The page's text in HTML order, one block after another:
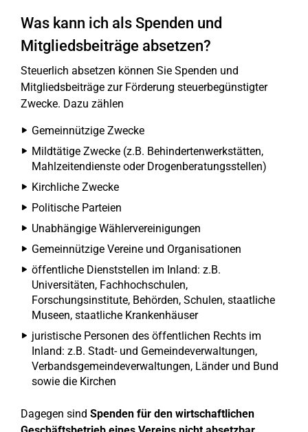
Was kann ich als Spenden und
Mitgliedsbeiträge absetzen?
Steuerlich absetzen können Sie Spenden und
Mitgliedsbeiträge zur Förderung steuerbegünstigter
Zwecke. Dazu zählen
Gemeinnützige Zwecke
Mildtätige Zwecke (z.B. Behindertenwerkstätten,
Mahlzeitendienste oder Drogenberatungsstellen)
Kirchliche Zwecke
Politische Parteien
Unabhängige Wählervereinigungen
Gemeinnützige Vereine und Organisationen
öffentliche Dienststellen im Inland: z.B.
Universitäten, Fachhochschulen,
Forschungsinstitute, Behörden, Schulen, staatliche
Museen, staatliche Krankenhäuser
juristische Personen des öffentlichen Rechts im
Inland: z.B. Stadt- und Gemeindeverwaltungen,
Verbandsgemeindeverwaltungen, Länder und Bund
sowie die Kirchen
Dagegen sind Spenden für den wirtschaftlichen